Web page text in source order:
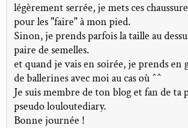
légèrement serrée, je mets ces
pour les "faire" à mon pied.
Sinon, je prends parfois la taille au
paire de semelles.
et quand je vais en soirée, je prends en
de ballerines avec moi au cas où ^^
Je suis membre de ton blog et fan de ta
pseudo louloutediary.
Bonne journée !